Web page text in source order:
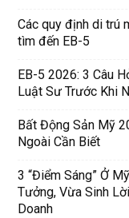
Các quy định di trú
tìm đến EB-5
EB-5 2026: 3 Câu
Luật Sư Trước Khi
Bất Động Sản Mỹ
Ngoài Cần Biết
3 “Điểm Sáng” Ở
Tưởng, Vừa Sinh
Doanh